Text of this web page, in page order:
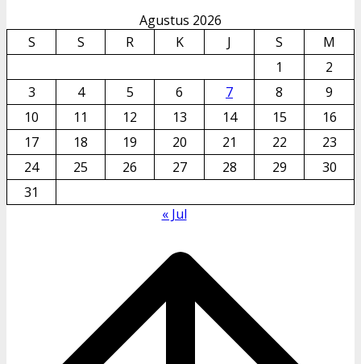
Agustus 2026
S
S R K J S
M
1
2
3
4 5 6 7 8
9
10
11 12 13 14 15
16
17
18 19 20 21 22
23
24
25 26 27 28 29
30
31
« Jul